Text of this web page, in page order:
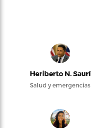
Heriberto N. Saurí
Salud y emergencias